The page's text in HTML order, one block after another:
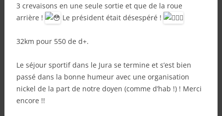
3 crevaisons en une seule sortie et que de la roue
arrière !
Le président était désespéré !
32km pour 550 de d+.
Le séjour sportif dans le Jura se termine et s’est bien
passé dans la bonne humeur avec une organisation
nickel de la part de notre doyen (comme d’hab !) ! Merci
encore !!